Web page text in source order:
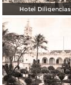
Hotel Diligencias